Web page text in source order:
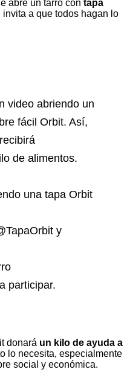
abre un tarro con tapa
invita a que todos hagan lo
video abriendo un
fácil Orbit. Así,
de alimentos.
una tapa Orbit
y
participar.
donará un kilo de ayuda a
lo necesita, especialmente
social y económica.